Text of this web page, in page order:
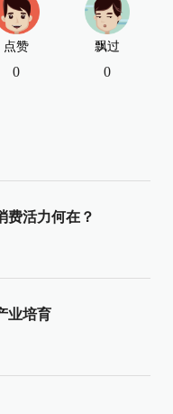
点赞
0
飘过
0
费活力何在？
业培育